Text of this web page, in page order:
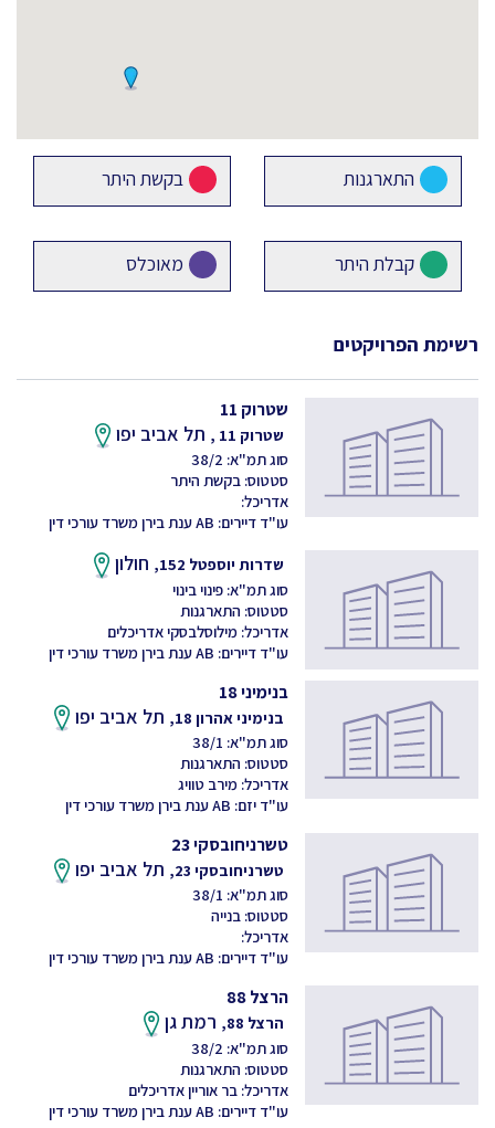
התארגנות בקשת היתר
קבלת היתר מאוכלס
רשימת הפרויקטים
שטרוק 11
שטרוק 11 , תל אביב יפו
סוג תמ"א: 38/2
סטטוס: בקשת היתר
אדריכל:
עו"ד דיירים: AB ענת בירן משרד עורכי דין
שדרות יוספטל 152,
חולון
סוג תמ"א: פינוי בינוי
סטטוס: התארגנות
אדריכל: מילוסלבסקי אדריכלים
עו"ד דיירים: AB ענת בירן משרד עורכי דין
בנימיני 18
בנימיני אהרון 18, תל אביב יפו
סוג תמ"א: 38/1
סטטוס: התארגנות
אדריכל: מירב טוויג
עו"ד יזם: AB ענת בירן משרד עורכי דין
טשרניחובסקי 23
טשרניחובסקי 23, תל אביב יפו
סוג תמ"א: 38/1
סטטוס: בנייה
אדריכל:
עו"ד דיירים: AB ענת בירן משרד עורכי דין
הרצל 88
הרצל 88, רמת גן
סוג תמ"א: 38/2
סטטוס: התארגנות
אדריכל: בר אוריין אדריכלים
עו"ד דיירים: AB ענת בירן משרד עורכי דין